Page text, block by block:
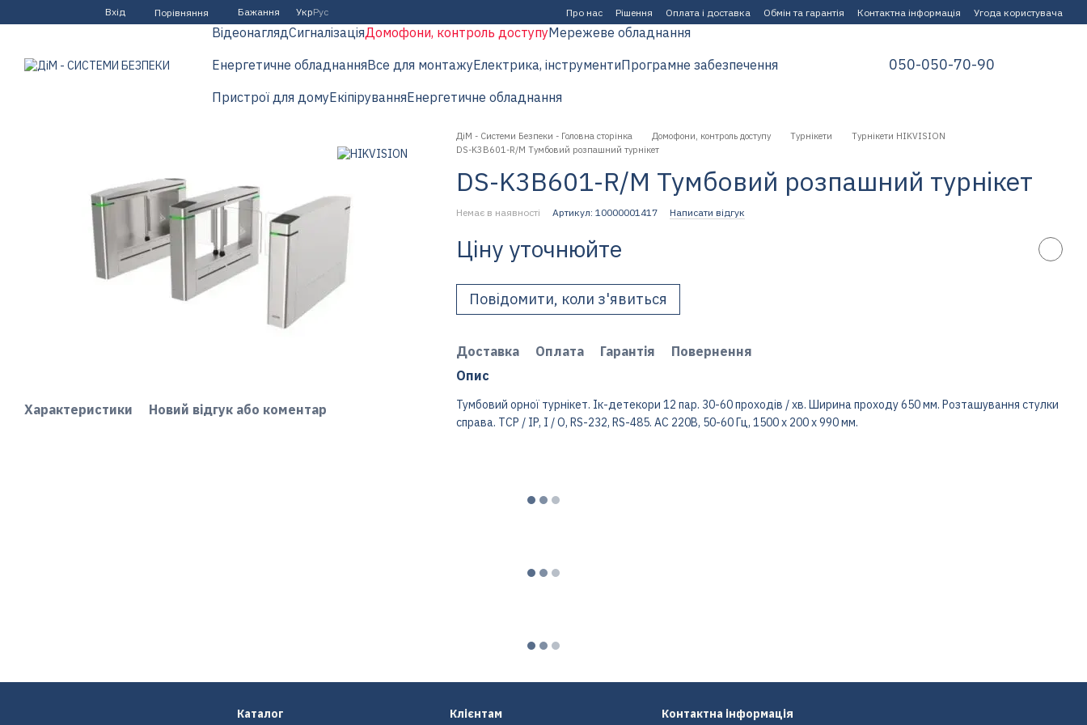
Перейти до основного контенту
Вхід Порівняння Бажання УкрРус Про нас Рішення Оплата і доставка Обмін та гарантія Контактна інформація Угода користувача
ВідеонаглядСигналізаціяДомофони, контроль доступуМережеве обладнання
Енергетичне обладнанняВсе для монтажуЕлектрика, інструментиПрограмне забезпечення
Пристрої для домуЕкіпіруванняЕнергетичне обладнання
050-050-70-90
Характеристики Новий відгук або коментар
ДіМ - Системи Безпеки - Головна сторінка Домофони, контроль доступу Турнікети
Турнікети HIKVISION
DS-K3B601-R/M Тумбовий розпашний турнікет
DS-K3B601-R/M Тумбовий розпашний турнікет
Немає в наявності Артикул: 10000001417 Написати відгук
Ціну уточнюйте
Повідомити, коли з'явиться
Доставка Оплата Гарантія
Повернення
Опис
Тумбовий орної турнікет. Ік-детекори 12 пар. 30-60 проходів / хв. Ширина проходу 650 мм. Розташування стулки
справа. TCP / IP, I / O, RS-232, RS-485. AC 220В, 50-60 Гц, 1500 х 200 х 990 мм.
Каталог Клієнтам Контактна інформація